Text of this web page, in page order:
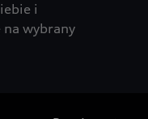
i
wybrany